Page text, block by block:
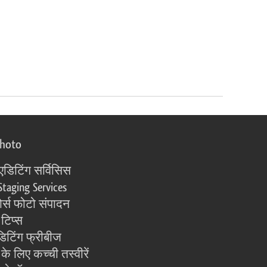
सर्विसिस
Services
फोटो संपादन
फ्रीबीज
के लिए कच्ची तस्वीरें